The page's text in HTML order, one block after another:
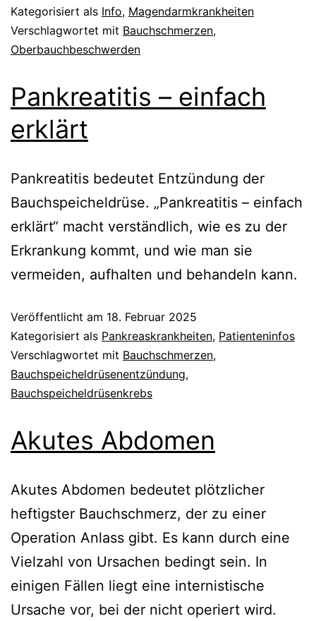
Kategorisiert als Info, Magendarmkrankheiten
Verschlagwortet mit Bauchschmerzen,
Oberbauchbeschwerden
Pankreatitis – einfach
erklärt
Pankreatitis bedeutet Entzündung der
Bauchspeicheldrüse. „Pankreatitis – einfach
erklärt“ macht verständlich, wie es zu der
Erkrankung kommt, und wie man sie
vermeiden, aufhalten und behandeln kann.
Veröffentlicht am 18. Februar 2025
Kategorisiert als Pankreaskrankheiten, Patienteninfos
Verschlagwortet mit Bauchschmerzen,
Bauchspeicheldrüsenentzündung,
Bauchspeicheldrüsenkrebs
Akutes Abdomen
Akutes Abdomen bedeutet plötzlicher
heftigster Bauchschmerz, der zu einer
Operation Anlass gibt. Es kann durch eine
Vielzahl von Ursachen bedingt sein. In
einigen Fällen liegt eine internistische
Ursache vor, bei der nicht operiert wird.